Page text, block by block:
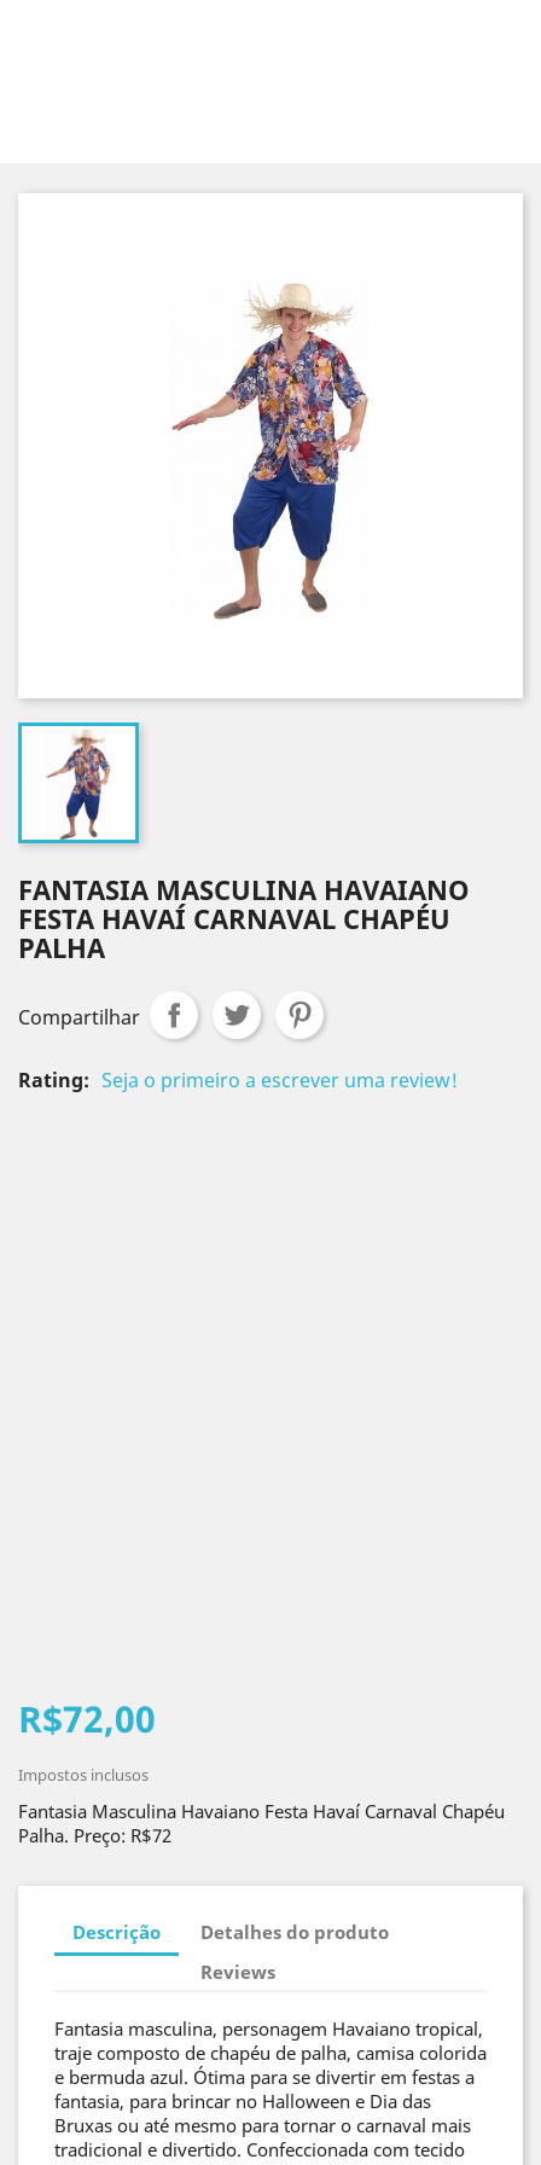
FANTASIA MASCULINA HAVAIANO
FESTA HAVAÍ CARNAVAL CHAPÉU
PALHA
Compartilhar
Rating: Seja o primeiro a escrever uma review!
R$72,00
Impostos inclusos
Fantasia Masculina Havaiano Festa Havaí Carnaval Chapéu
Palha. Preço: R$72
Descrição
Detalhes do produto
Reviews
Fantasia masculina, personagem Havaiano tropical,
traje composto de chapéu de palha, camisa colorida
e bermuda azul. Ótima para se divertir em festas a
fantasia, para brincar no Halloween e Dia das
Bruxas ou até mesmo para tornar o carnaval mais
tradicional e divertido. Confeccionada com tecido